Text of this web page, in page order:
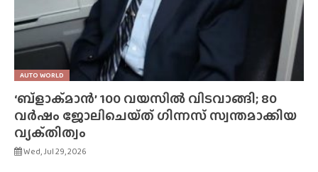
AUTO WORLD
‘ബ്‌ളാക്‌മാൻ’ 100 വയസിൽ വിടവാങ്ങി; 80
വർഷം ജോലിചെയ്‌ത്‌ ഗിന്നസ് സ്വന്തമാക്കിയ
വ്യക്‌തിത്വം
Wed, Jul 29, 2026